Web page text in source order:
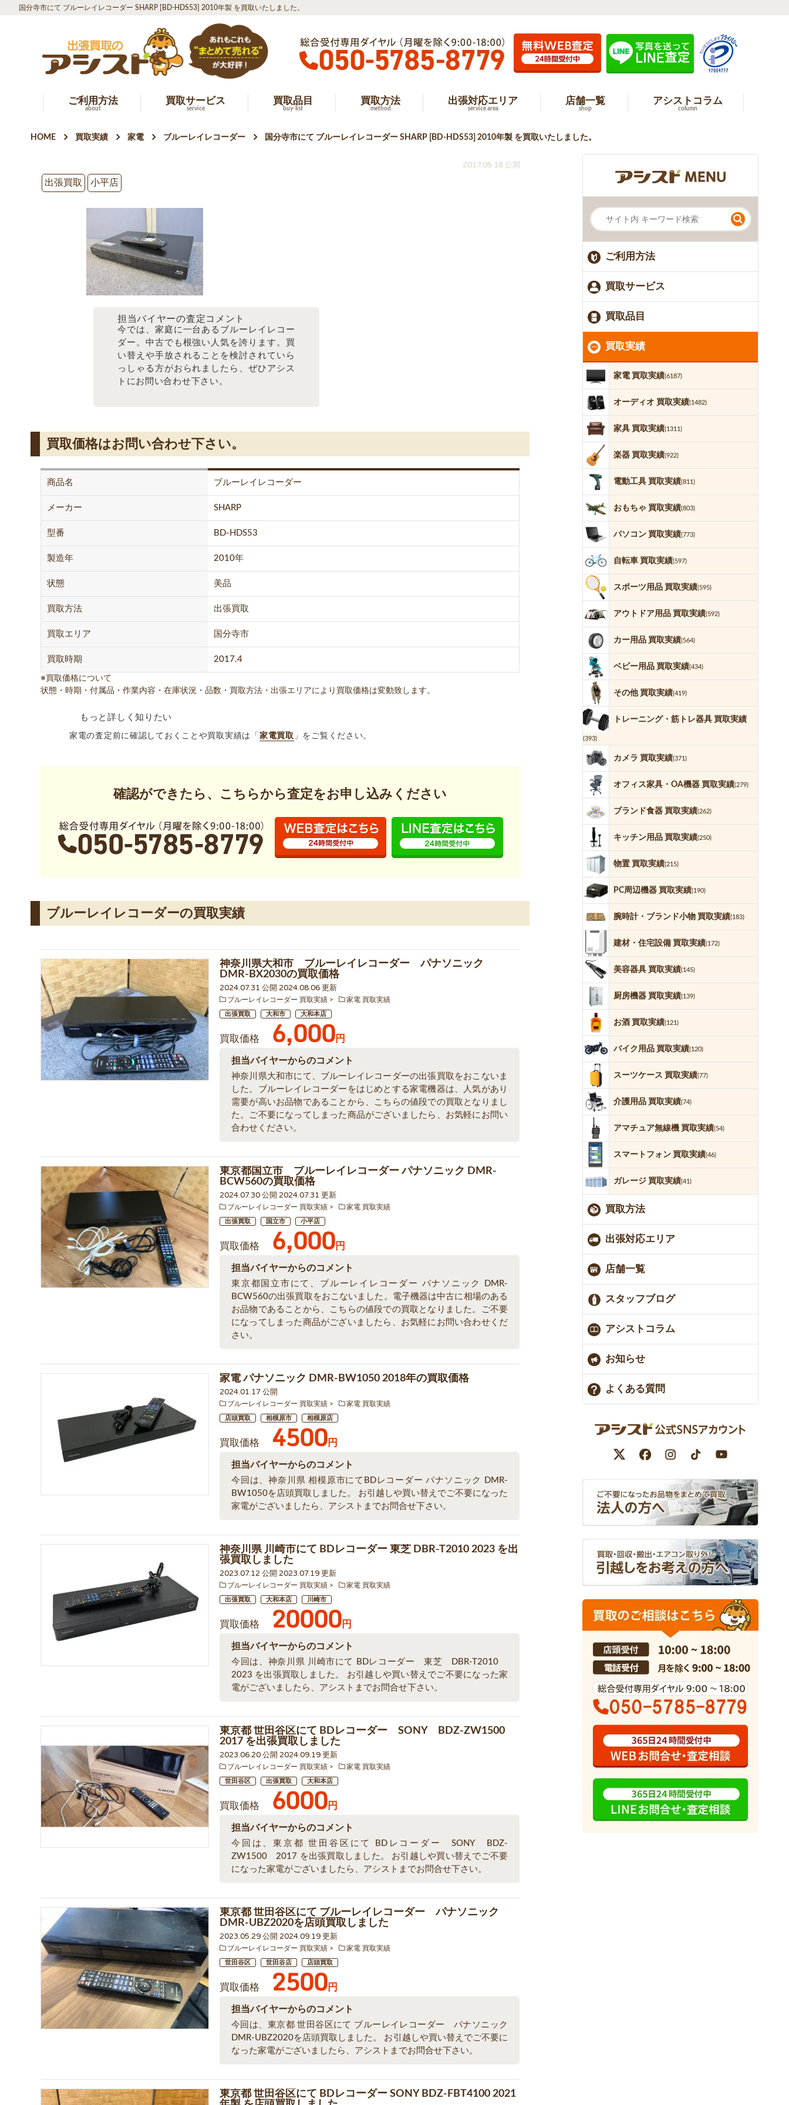
国分寺市にて ブルーレイレコーダー SHARP [BD-HDS53] 2010年製 を買取いたしました。
ご利用方法
about
買取サービス
service
買取品目
buy-list
買取方法
method
出張対応エリア
service area
店舗一覧
shop
アシストコラム
column
HOME 買取実績 家電 ブルーレイレコーダー 国分寺市にて ブルーレイレコーダー SHARP [BD-HDS53] 2010年製 を買取いたしました。
2017.05.18 公開
出張買取
小平店
担当バイヤーの査定コメント
今では、家庭に一台あるブルーレイレコー
ダー。中古でも根強い人気を誇ります。買
い替えや手放されることを検討されていら
っしゃる方がおられましたら、ぜひアシス
トにお問い合わせ下さい。
買取価格はお問い合わせ下さい。
商品名 ブルーレイレコーダー
メーカー SHARP
型番 BD-HDS53
製造年 2010年
状態 美品
買取方法 出張買取
買取エリア 国分寺市
買取時期 2017.4
※買取価格について
状態・時期・付属品・作業内容・在庫状況・品数・買取方法・出張エリアにより買取価格は変動致します。
もっと詳しく知りたい
家電の査定前に確認しておくことや買取実績は「 家電買取 」をご覧ください。
確認ができたら、こちらから査定をお申し込みください
ブルーレイレコーダーの買取実績
神奈川県大和市 ブルーレイレコーダー パナソニック
DMR-BX2030の買取価格
2024.07.31 公開 2024.08.06 更新
ブルーレイレコーダー 買取実績 家電 買取実績
出張買取 大和市 大和本店
買取価格 6,000円
担当バイヤーからのコメント
神奈川県大和市にて、ブルーレイレコーダーの出張買取をおこないま
した。ブルーレイレコーダーをはじめとする家電機器は、人気があり
需要が高いお品物であることから、こちらの値段での買取となりまし
た。ご不要になってしまった商品がございましたら、お気軽にお問い
合わせください。
東京都国立市 ブルーレイレコーダー パナソニック DMR-
BCW560の買取価格
2024.07.30 公開 2024.07.31 更新
ブルーレイレコーダー 買取実績 家電 買取実績
出張買取 国立市 小平店
買取価格 6,000円
担当バイヤーからのコメント
東京都国立市にて、ブルーレイレコーダー パナソニック DMR-
BCW560の出張買取をおこないました。電子機器は中古に相場のある
お品物であることから、こちらの値段での買取となりました。ご不要
になってしまった商品がございましたら、お気軽にお問い合わせくだ
さい。
家電 パナソニック DMR-BW1050 2018年の買取価格
2024.01.17 公開
ブルーレイレコーダー 買取実績 家電 買取実績
店頭買取 相模原市 相模原店
買取価格 4500円
担当バイヤーからのコメント
今回は、神奈川県 相模原市にてBDレコーダー パナソニック DMR-
BW1050を店頭買取しました。 お引越しや買い替えでご不要になった
家電がございましたら、アシストまでお問合せ下さい。
神奈川県 川崎市にて BDレコーダー 東芝 DBR-T2010 2023 を出
張買取しました
2023.07.12 公開 2023.07.19 更新
ブルーレイレコーダー 買取実績 家電 買取実績
出張買取 大和本店 川崎市
買取価格 20000円
担当バイヤーからのコメント
今回は、神奈川県 川崎市にて BDレコーダー 東芝 DBR-T2010
2023 を出張買取しました。 お引越しや買い替えでご不要になった家
電がございましたら、アシストまでお問合せ下さい。
東京都 世田谷区にて BDレコーダー SONY BDZ-ZW1500
2017 を出張買取しました
2023.06.20 公開 2024.09.19 更新
ブルーレイレコーダー 買取実績 家電 買取実績
世田谷区 出張買取 大和本店
買取価格 6000円
担当バイヤーからのコメント
今回は、東京都 世田谷区にて BDレコーダー SONY BDZ-
ZW1500 2017 を出張買取しました。 お引越しや買い替えでご不要
になった家電がございましたら、アシストまでお問合せ下さい。
東京都 世田谷区にて ブルーレイレコーダー パナソニック
DMR-UBZ2020を店頭買取しました
2023.05.29 公開 2024.09.19 更新
ブルーレイレコーダー 買取実績 家電 買取実績
世田谷区 世田谷店 店頭買取
買取価格 2500円
担当バイヤーからのコメント
今回は、東京都 世田谷区にて ブルーレイレコーダー パナソニック
DMR-UBZ2020を店頭買取しました。 お引越しや買い替えでご不要に
なった家電がございましたら、アシストまでお問合せ下さい。
東京都 世田谷区にて BDレコーダー SONY BDZ-FBT4100 2021
ご利用方法
買取サービス
買取品目
買取実績
家電 買取実績(6187)
オーディオ 買取実績(1482)
家具 買取実績(1311)
楽器 買取実績(922)
電動工具 買取実績(811)
おもちゃ 買取実績(803)
パソコン 買取実績(773)
自転車 買取実績(597)
スポーツ用品 買取実績(595)
アウトドア用品 買取実績(592)
カー用品 買取実績(564)
ベビー用品 買取実績(434)
その他 買取実績(419)
トレーニング・筋トレ器具 買取実績
(393)
カメラ 買取実績(371)
オフィス家具・OA機器 買取実績(279)
ブランド食器 買取実績(262)
キッチン用品 買取実績(250)
物置 買取実績(215)
PC周辺機器 買取実績(190)
腕時計・ブランド小物 買取実績(183)
建材・住宅設備 買取実績(172)
美容器具 買取実績(145)
厨房機器 買取実績(139)
お酒 買取実績(121)
バイク用品 買取実績(120)
スーツケース 買取実績(77)
介護用品 買取実績(74)
アマチュア無線機 買取実績(54)
スマートフォン 買取実績(46)
ガレージ 買取実績(41)
買取方法
出張対応エリア
店舗一覧
スタッフブログ
アシストコラム
お知らせ
よくある質問